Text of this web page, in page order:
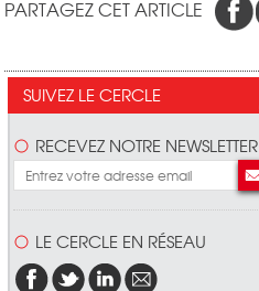
PARTAGEZ CET ARTICLE
SUIVEZ LE CERCLE
RECEVEZ NOTRE NEWSLETTER
LE CERCLE EN RÉSEAU